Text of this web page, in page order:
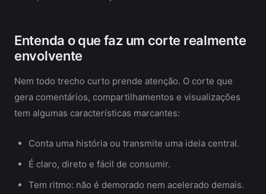
Entenda o que faz um corte realmente
envolvente
Nem todo trecho curto prende atenção. O corte que
gera comentários, compartilhamentos e visualizações
tem algumas características marcantes:
Conta uma história ou transmite uma ideia central.
É claro, direto e fácil de consumir.
Tem ritmo: não é demorado nem acelerado demais.